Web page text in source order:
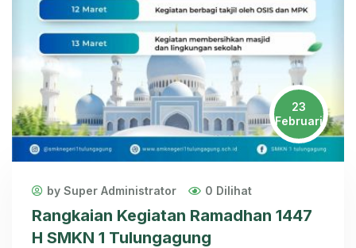
23
Februari
by Super Administrator 0 Dilihat
Rangkaian Kegiatan Ramadhan 1447
H SMKN 1 Tulungagung